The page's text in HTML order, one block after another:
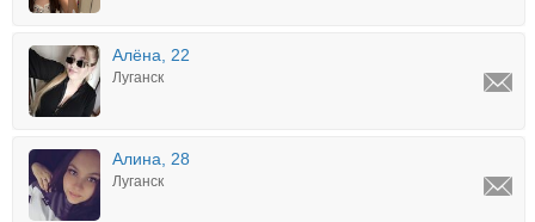
Алёна, 22
Луганск
Алина, 28
Луганск